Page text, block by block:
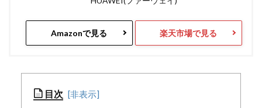
Amazonで見る 楽天市場で見る
目次